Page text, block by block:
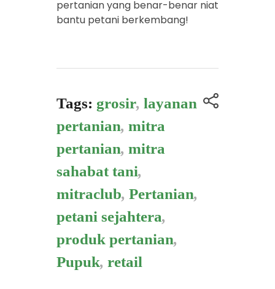
pertanian yang benar-benar niat
bantu petani berkembang!
Tags: grosir, layanan
pertanian, mitra
pertanian, mitra
sahabat tani,
mitraclub, Pertanian,
petani sejahtera,
produk pertanian,
Pupuk, retail